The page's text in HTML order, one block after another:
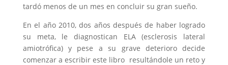
tardó menos de un mes en concluir su gran sueño.
En el año 2010, dos años después de haber logrado
su meta, le diagnostican ELA (esclerosis lateral
amiotrófica) y pese a su grave deterioro decide
comenzar a escribir este libro resultándole un reto y